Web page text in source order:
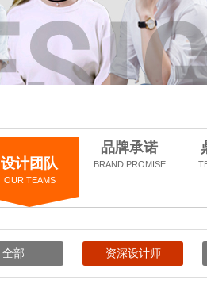
设计团队
OUR TEAMS
品牌承诺
BRAND PROMISE
全部 资深设计师